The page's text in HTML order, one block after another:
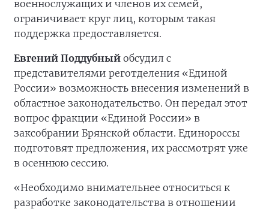
военнослужащих и членов их семей,
ограничивает круг лиц, которым такая
поддержка предоставляется.
Евгений Поддубный обсудил с
представителями реготделения «Единой
России» возможность внесения изменений в
областное законодательство. Он передал этот
вопрос фракции «Единой России» в
заксобрании Брянской области. Единороссы
подготовят предложения, их рассмотрят уже
в осеннюю сессию.
«Необходимо внимательнее относиться к
разработке законодательства в отношении